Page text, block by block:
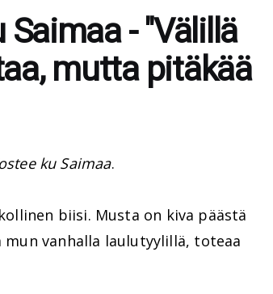
Saimaa - "Välillä
mutta pitäkää
ku Saimaa.
biisi. Musta on kiva päästä
vanhalla laulutyylillä, toteaa